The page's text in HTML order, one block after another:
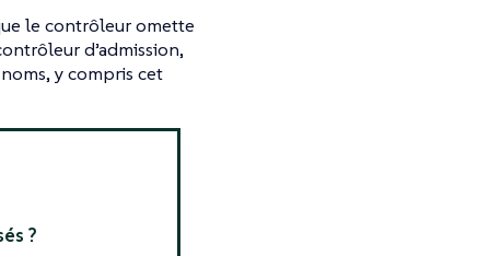
le contrôleur omette
d’admission,
y compris cet
?